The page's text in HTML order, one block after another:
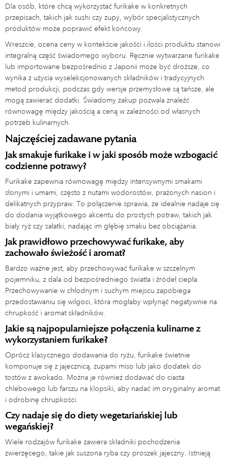
Dla osób, które chcą wykorzystać furikake w konkretnych
przepisach, takich jak sushi czy zupy, wybór specjalistycznych
produktów może poprawić efekt końcowy.
Wreszcie, ocena ceny w kontekście jakości i ilości produktu stanowi
integralną część świadomego wyboru. Ręcznie wytwarzane furikake
lub importowane bezpośrednio z Japonii może być droższe, co
wynika z użycia wyselekcjonowanych składników i tradycyjnych
metod produkcji, podczas gdy wersje przemysłowe są tańsze, ale
mogą zawierać dodatki. Świadomy zakup pozwala znaleźć
równowagę między jakością a ceną w zależności od własnych
potrzeb kulinarnych.
Najczęściej zadawane pytania
Jak smakuje furikake i w jaki sposób może wzbogacić
codzienne potrawy?
Furikake zapewnia równowagę między intensywnymi smakami
słonymi i umami, często z nutami wodorostów, prażonych nasion i
delikatnych przypraw. To połączenie sprawia, że idealnie nadaje się
do dodania wyjątkowego akcentu do prostych potraw, takich jak
biały ryż czy sałatki, nadając im głębię smaku bez obciążania.
Jak prawidłowo przechowywać furikake, aby
zachowało świeżość i aromat?
Bardzo ważne jest, aby przechowywać furikake w szczelnym
pojemniku, z dala od bezpośredniego światła i źródeł ciepła.
Przechowywanie w chłodnym i suchym miejscu zapobiega
przedostawaniu się wilgoci, która mogłaby wpłynąć negatywnie na
chrupkość i aromat składników.
Jakie są najpopularniejsze połączenia kulinarne z
wykorzystaniem furikake?
Oprócz klasycznego dodawania do ryżu, furikake świetnie
komponuje się z jajecznicą, zupami miso lub jako dodatek do
tostów z awokado. Można je również dodawać do ciasta
chlebowego lub farszu na klopsiki, aby nadać im oryginalny aromat
i odrobinę chrupkości.
Czy nadaje się do diety wegetariańskiej lub
wegańskiej?
Wiele rodzajów furikake zawiera składniki pochodzenia
zwierzęcego, takie jak suszona ryba czy proszek jajeczny. Istnieją